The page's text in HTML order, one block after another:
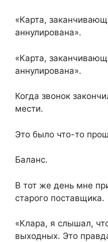
«Карта,
аннулирована».
«Карта,
аннулирована».
Когда звонок
мести.
Это было что-то
Баланс.
В тот же день мне
старого поставщика.
«Клара, я слышал,
выходных. Это